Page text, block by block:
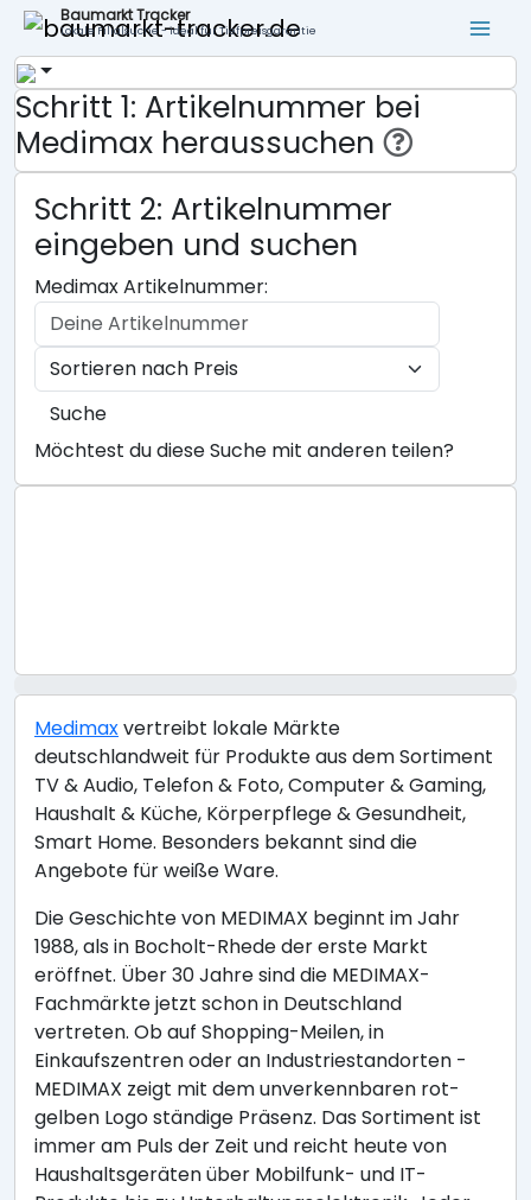
Baumarkt Tracker
Lokale Filialsuche - ideal für Tiefpreisgarantie
Schritt 1: Artikelnummer bei
Medimax heraussuchen
Schritt 2: Artikelnummer
eingeben und suchen
Medimax Artikelnummer:
Suche
Möchtest du diese Suche mit anderen teilen?
Medimaxvertreibt lokale Märkte
deutschlandweit für Produkte aus dem Sortiment
TV & Audio, Telefon & Foto, Computer & Gaming,
Haushalt & Küche, Körperpflege & Gesundheit,
Smart Home. Besonders bekannt sind die
Angebote für weiße Ware.
Die Geschichte von MEDIMAX beginnt im Jahr
1988, als in Bocholt-Rhede der erste Markt
eröffnet. Über 30 Jahre sind die MEDIMAX-
Fachmärkte jetzt schon in Deutschland
vertreten. Ob auf Shopping-Meilen, in
Einkaufszentren oder an Industriestandorten -
MEDIMAX zeigt mit dem unverkennbaren rot-
gelben Logo ständige Präsenz. Das Sortiment ist
immer am Puls der Zeit und reicht heute von
Haushaltsgeräten über Mobilfunk- und IT-